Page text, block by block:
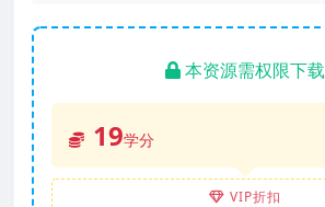
本资源需权限下载
19学分
VIP折扣